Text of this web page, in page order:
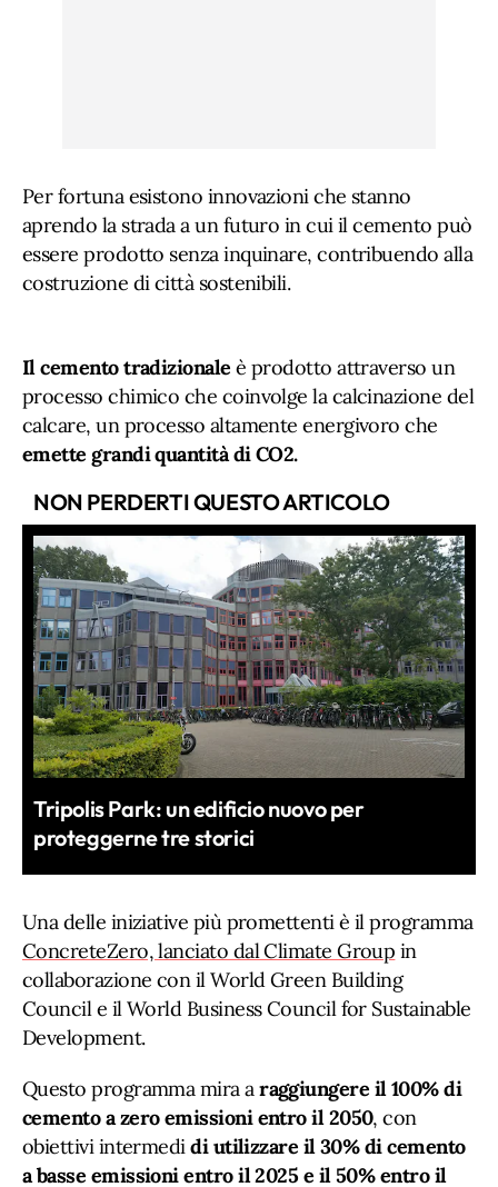
Per fortuna esistono innovazioni che stanno
aprendo la strada a un futuro in cui il cemento può
essere prodotto senza inquinare, contribuendo alla
costruzione di città sostenibili.
Il cemento tradizionale è prodotto attraverso un
processo chimico che coinvolge la calcinazione del
calcare, un processo altamente energivoro che
emette grandi quantità di CO2.
NON PERDERTI QUESTO ARTICOLO
Tripolis Park: un edificio nuovo per
proteggerne tre storici
Una delle iniziative più promettenti è il programma
ConcreteZero, lanciato dal Climate Group in
collaborazione con il World Green Building
Council e il World Business Council for Sustainable
Development.
Questo programma mira araggiungere il 100% di
cemento a zero emissioni entro il 2050, con
obiettivi intermedidi utilizzare il 30% di cemento
a basse emissioni entro il 2025 e il 50% entro il